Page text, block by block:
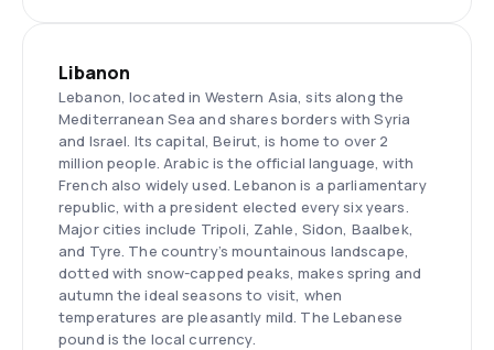
Libanon
Lebanon, located in Western Asia, sits along the
Mediterranean Sea and shares borders with Syria
and Israel. Its capital, Beirut, is home to over 2
million people. Arabic is the official language, with
French also widely used. Lebanon is a parliamentary
republic, with a president elected every six years.
Major cities include Tripoli, Zahle, Sidon, Baalbek,
and Tyre. The country’s mountainous landscape,
dotted with snow-capped peaks, makes spring and
autumn the ideal seasons to visit, when
temperatures are pleasantly mild. The Lebanese
pound is the local currency.